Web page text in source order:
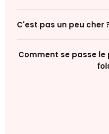
C'est pas un peu cher
Comment se passe